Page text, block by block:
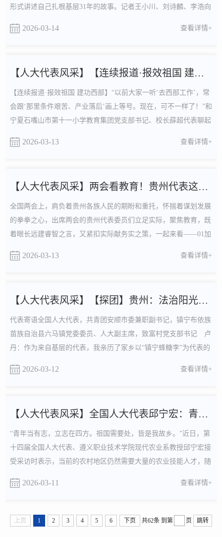
形式讲述自己扎根基层31年的故事。记者王小川、刘诗麟、李浩向
附文末。我在现场丨人大代表写了封信，记者破防了 本文作者：
2026-03-14 查看详情+
【人大代表风采】【连续报道·报效祖国 建功西部】让青春在西...
【连续报道·报效祖国 建功西部】“以前大家一听‘去西部工作’，常
会跟‘那里条件艰苦、产业落后’画上等号。现在，可不一样了！”和
宁夏石嘴山市第十一小学教育集团党支部书记、校长薛超代表聊起
搞‘东数西算’、葡萄酒和枸杞深加工，都是新赛道。特别是石嘴
2026-03-13 查看详情+
【人大代表风采】两会看教育！贵州代表这样说......
全国两会上，肩负着贵州各族人民的期盼和重托，怀揣着谋划发展
的拳拳之心，出席两会的贵州代表委员们立足实际，聚焦教育，既
着眼长远建睿智之言，又紧扣实际献务实之策，一起来看——01加
大学校长 宋宝安西部地区在发展特色产业、改善医疗条件、乡村
2026-03-13 查看详情+
【人大代表风采】【探团】贵州：法治阳光照进大山深处
代表寄语全国人大代表，共青团安顺市委兼职副书记，镇宁布依族
苗族自治县六马镇党委委员、人大副主席，致富村党支部书记 卢
丹：作为来自基层的代表，我亲历了家乡以“镇宁蜂糖李”为代表的
航。检察官既关注产业本身，更将司法保护延伸至农村妇女创业就
2026-03-12 查看详情+
【人大代表风采】全国人大代表邱宁宏：青年当有志 田间育新人
“青年当有志，立志在四方。祖国需要处，皆是我故乡。”近日，第
十四届全国人大代表、遵义职业技术学院现代农业系教授邱宁宏接
受采访时表示，当前的农村地区仍然需要大量的农业技能人才，随
宏认为，“要服务农业，肯定要懂农业、爱农村、爱农民。”在这个
理。遵义职业技术学院紧贴当地农业产业发展势头....
2026-03-11 查看详情+
上页 1 2 3 4 5 6 下页 共62条 到第 页 跳转